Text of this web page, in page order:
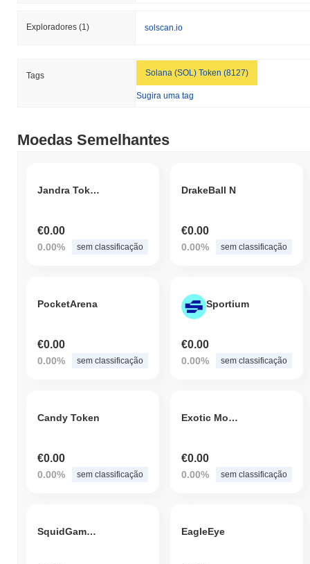
Exploradores (1) solscan.io
Tags Solana (SOL) Token (8127)
Sugira uma tag
Moedas Semelhantes
Jandra Token
€0.00
0.00% sem classificação
DrakeBall N
€0.00
0.00% sem classificação
PocketArena
€0.00
0.00% sem classificação
Sportium
€0.00
0.00% sem classificação
Candy Token
€0.00
0.00% sem classificação
Exotic Monster
€0.00
0.00% sem classificação
SquidGameDeFi EagleEye